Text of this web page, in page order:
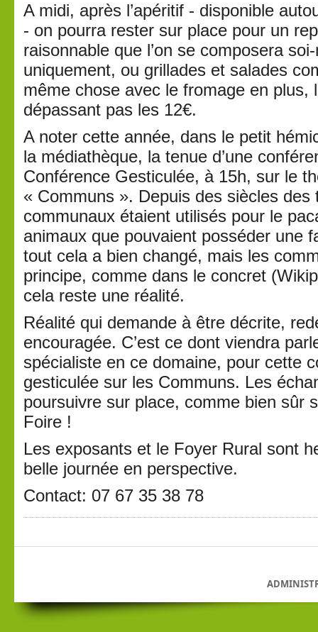
A midi, après l’apéritif - disponible
- on pourra rester sur place pour un
raisonnable que l’on se composera
uniquement, ou grillades et salades
même chose avec le fromage en plus,
dépassant pas les 12€.
A noter cette année, dans le petit
la médiathèque, la tenue d’une
Conférence Gesticulée, à 15h, sur le
« Communs ». Depuis des siècles des
communaux étaient utilisés pour le
animaux que pouvaient posséder une
tout cela a bien changé, mais les
principe, comme dans le concret
cela reste une réalité.
Réalité qui demande à être décrite,
encouragée. C’est ce dont viendra
spécialiste en ce domaine, pour cette
gesticulée sur les Communs. Les
poursuivre sur place, comme bien sûr
Foire !
Les exposants et le Foyer Rural sont
belle journée en perspective.
Contact: 07 67 35 38 78